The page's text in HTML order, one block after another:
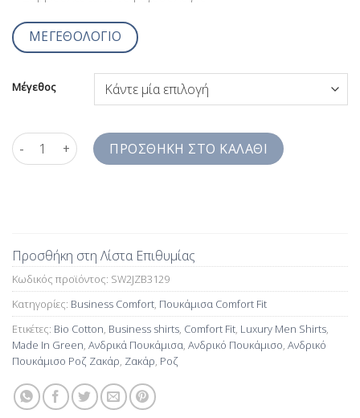
ΜΕΓΕΘΟΛΟΓΙΟ
Μέγεθος
Ανδρικό Πουκάμισο Ροζ Ζακάρ Comfort Fit Easy Ironing
ΠΡΟΣΘΉΚΗ ΣΤΟ ΚΑΛΆΘΙ
Προσθήκη στη Λίστα Επιθυμίας
Κωδικός προϊόντος: SW2JZB3129
Κατηγορίες: Business Comfort, Πουκάμισα Comfort Fit
Ετικέτες: Bio Cotton, Business shirts, Comfort Fit, Luxury Men Shirts,
Made In Green, Ανδρικά Πουκάμισα, Ανδρικό Πουκάμισο, Ανδρικό
Πουκάμισο Ροζ Ζακάρ, Ζακάρ, Ροζ